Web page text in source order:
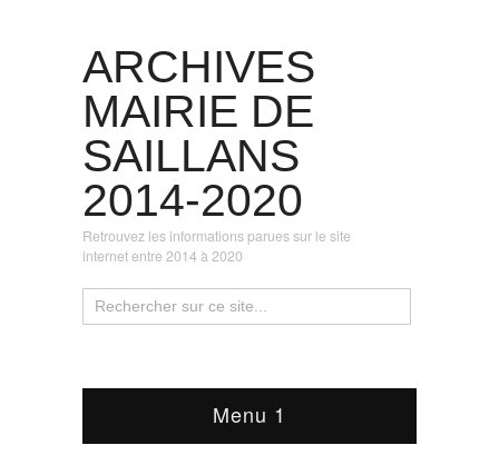
ARCHIVES
MAIRIE DE
SAILLANS
2014-2020
Retrouvez les informations parues sur le site
internet entre 2014 à 2020
Menu 1